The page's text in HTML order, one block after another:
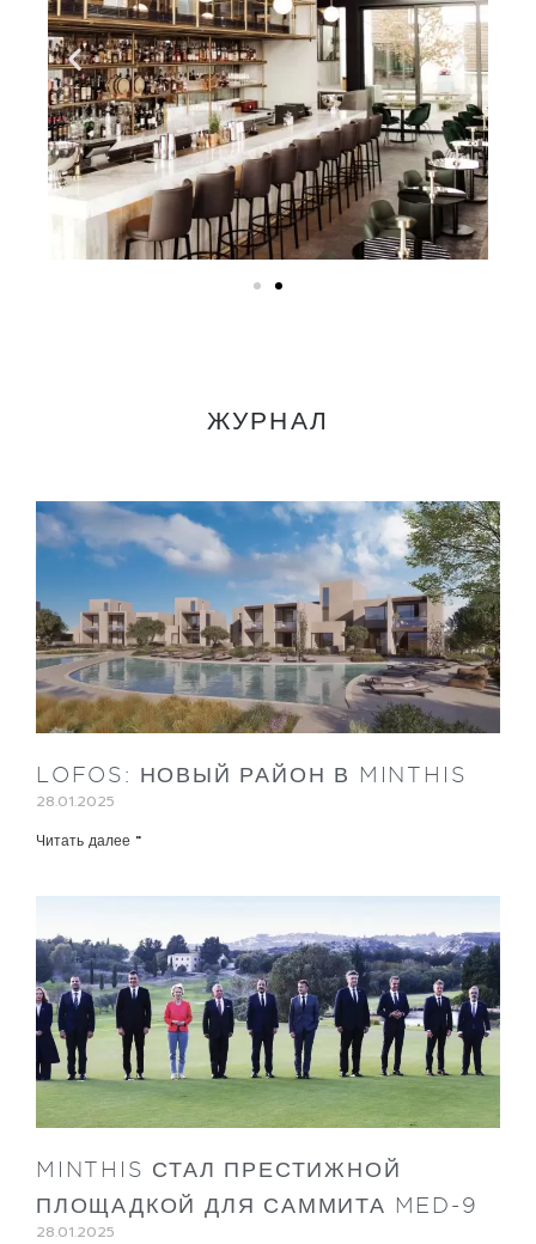
ЖУРНАЛ
LOFOS: НОВЫЙ РАЙОН В MINTHIS
28.01.2025
Читать далее "
MINTHIS СТАЛ ПРЕСТИЖНОЙ
ПЛОЩАДКОЙ ДЛЯ САММИТА MED-9
28.01.2025